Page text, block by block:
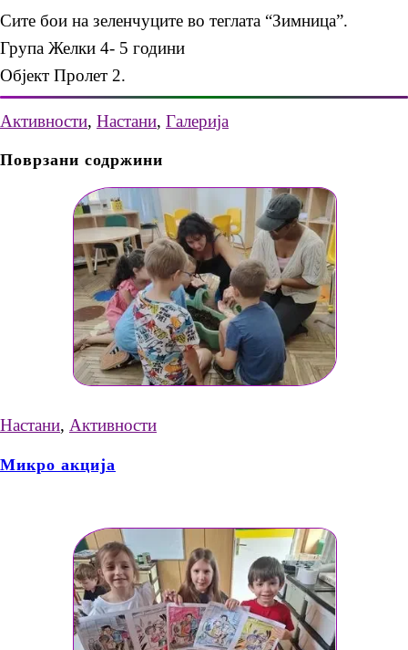
Сите бои на зеленчуците во теглата “Зимница”.
Група Желки 4- 5 години
Објект Пролет 2.
Активности, Настани, Галерија
Поврзани содржини
Настани, Активности
Микро акција